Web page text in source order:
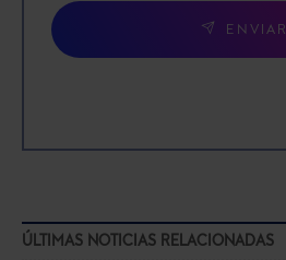
ENVIAR
ÚLTIMAS NOTICIAS RELACIONADAS